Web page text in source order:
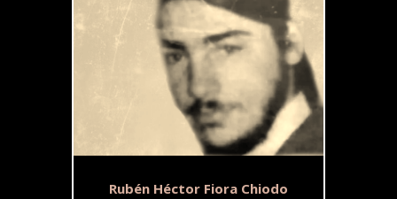
Rubén Héctor Fiora Chiodo